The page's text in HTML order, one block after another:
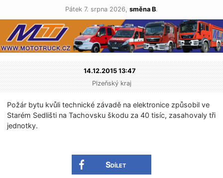
Pátek 7. srpna 2026, směna B.
14.12.2015 13:47
Plzeňský kraj
Požár bytu kvůli technické závadě na elektronice způsobil ve
Starém Sedlišti na Tachovsku škodu za 40 tisíc, zasahovaly tři
jednotky.
Sdílet